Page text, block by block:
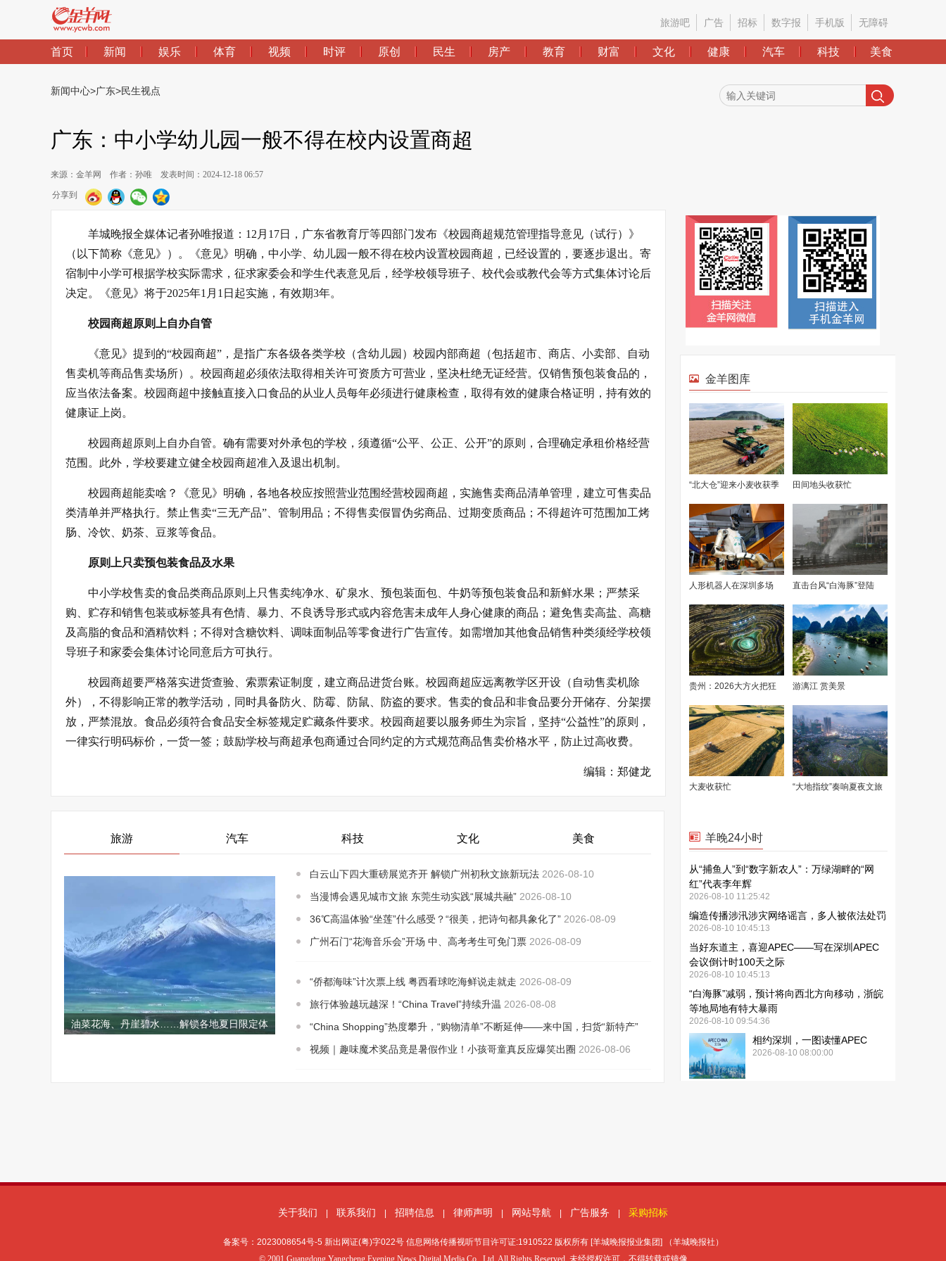
旅游吧 广告 招标 数字报 手机版 无障碍
首页 新闻 娱乐 体育 视频 时评 原创 民生 房产 教育 财富 文化 健康 汽车 科技 美食
新闻中心>广东>民生视点
广东：中小学幼儿园一般不得在校内设置商超
来源：金羊网 作者：孙唯 发表时间：2024-12-18 06:57
分享到
羊城晚报全媒体记者孙唯报道：12月17日，广东省教育厅等四部门发布《校园商超规范管理指导意见（试行）》
（以下简称《意见》）。《意见》明确，中小学、幼儿园一般不得在校内设置校园商超，已经设置的，要逐步退出。寄
宿制中小学可根据学校实际需求，征求家委会和学生代表意见后，经学校领导班子、校代会或教代会等方式集体讨论后
决定。《意见》将于2025年1月1日起实施，有效期3年。
校园商超原则上自办自管
《意见》提到的“校园商超”，是指广东各级各类学校（含幼儿园）校园内部商超（包括超市、商店、小卖部、自动
售卖机等商品售卖场所）。校园商超必须依法取得相关许可资质方可营业，坚决杜绝无证经营。仅销售预包装食品的，
应当依法备案。校园商超中接触直接入口食品的从业人员每年必须进行健康检查，取得有效的健康合格证明，持有效的
健康证上岗。
校园商超原则上自办自管。确有需要对外承包的学校，须遵循“公平、公正、公开”的原则，合理确定承租价格经营
范围。此外，学校要建立健全校园商超准入及退出机制。
校园商超能卖啥？《意见》明确，各地各校应按照营业范围经营校园商超，实施售卖商品清单管理，建立可售卖品
类清单并严格执行。禁止售卖“三无产品”、管制用品；不得售卖假冒伪劣商品、过期变质商品；不得超许可范围加工烤
肠、冷饮、奶茶、豆浆等食品。
原则上只卖预包装食品及水果
中小学校售卖的食品类商品原则上只售卖纯净水、矿泉水、预包装面包、牛奶等预包装食品和新鲜水果；严禁采
购、贮存和销售包装或标签具有色情、暴力、不良诱导形式或内容危害未成年人身心健康的商品；避免售卖高盐、高糖
及高脂的食品和酒精饮料；不得对含糖饮料、调味面制品等零食进行广告宣传。如需增加其他食品销售种类须经学校领
导班子和家委会集体讨论同意后方可执行。
校园商超要严格落实进货查验、索票索证制度，建立商品进货台账。校园商超应远离教学区开设（自动售卖机除
外），不得影响正常的教学活动，同时具备防火、防霉、防鼠、防盗的要求。售卖的食品和非食品要分开储存、分架摆
放，严禁混放。食品必须符合食品安全标签规定贮藏条件要求。校园商超要以服务师生为宗旨，坚持“公益性”的原则，
一律实行明码标价，一货一签；鼓励学校与商超承包商通过合同约定的方式规范商品售卖价格水平，防止过高收费。
编辑：郑健龙
关于我们 联系我们 招聘信息 律师声明 网站导航 广告服务 采购招标
备案号： 2023008654号-5 新出网证(粤)字022号 信息网络传播视听节目许可证:1910522 版权所有 [羊城晚报报业集团] （羊城晚报社）
© 2001 Guangdong Yangcheng Evening News Digital Media Co., Ltd. All Rights Reserved. 未经授权许可，不得转载或镜像